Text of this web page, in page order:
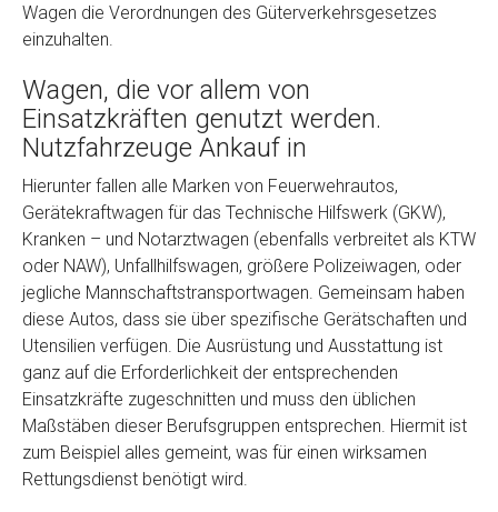
Fertig
Wie viel ist 10+2 ?
Wagen die Verordnungen des Güterverkehrsgesetzes
einzuhalten.
Wagen, die vor allem von
Einsatzkräften genutzt werden.
Nutzfahrzeuge Ankauf in
Hierunter fallen alle Marken von Feuerwehrautos,
Gerätekraftwagen für das Technische Hilfswerk (GKW),
Kranken – und Notarztwagen (ebenfalls verbreitet als KTW
oder NAW), Unfallhilfswagen, größere Polizeiwagen, oder
jegliche Mannschaftstransportwagen. Gemeinsam haben
diese Autos, dass sie über spezifische Gerätschaften und
Utensilien verfügen. Die Ausrüstung und Ausstattung ist
ganz auf die Erforderlichkeit der entsprechenden
Einsatzkräfte zugeschnitten und muss den üblichen
Maßstäben dieser Berufsgruppen entsprechen. Hiermit ist
zum Beispiel alles gemeint, was für einen wirksamen
Rettungsdienst benötigt wird.